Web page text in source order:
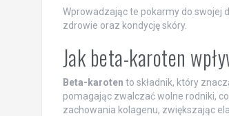
Wprowadzając te pokarmy do swojej
zdrowie oraz kondycję skóry.
Jak beta-karoten
Beta-karoten to składnik, który
pomagając zwalczać wolne rodniki,
zachowania kolagenu, zwiększając